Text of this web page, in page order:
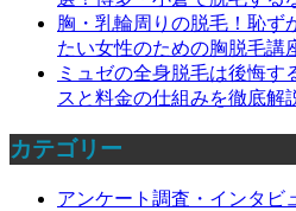
胸・乳輪周りの脱毛！恥ず
たい女性のための胸脱毛講
ミュゼの全身脱毛は後悔す
スと料金の仕組みを徹底解
カテゴリー
アンケート調査・インタビ